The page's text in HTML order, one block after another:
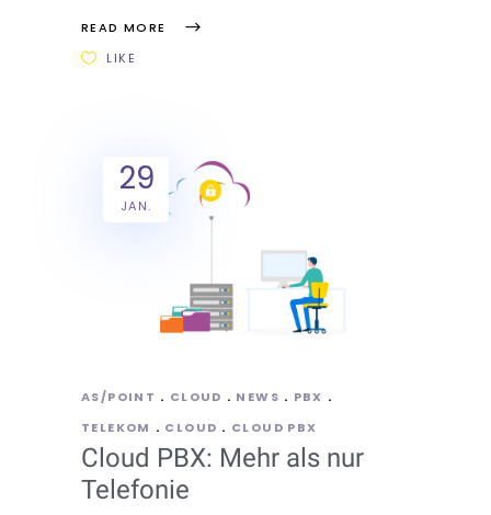
READ MORE
LIKE
29
JAN.
AS/POINT CLOUD NEWS
PBX
TELEKOM
CLOUD CLOUD PBX
Cloud PBX: Mehr als nur
Telefonie